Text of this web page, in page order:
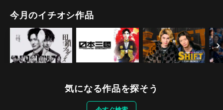
今月のイチオシ作品
気になる作品を探そう